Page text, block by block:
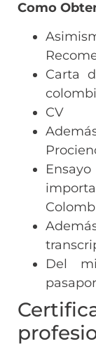
Como
Carta
CV
Del